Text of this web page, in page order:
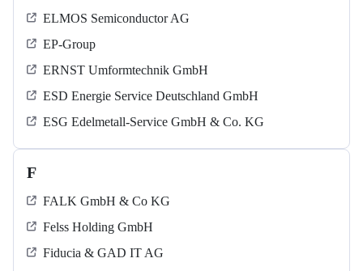
ELMOS Semiconductor AG
EP-Group
ERNST Umformtechnik GmbH
ESD Energie Service Deutschland GmbH
ESG Edelmetall-Service GmbH & Co. KG
F
FALK GmbH & Co KG
Felss Holding GmbH
Fiducia & GAD IT AG